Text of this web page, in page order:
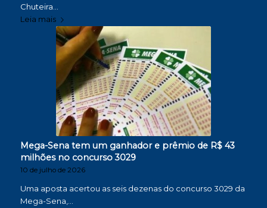
Chuteira…
Leia mais
Mega-Sena tem um ganhador e prêmio de R$ 43
milhões no concurso 3029
10 de julho de 2026
Uma aposta acertou as seis dezenas do concurso 3029 da
Mega-Sena,…